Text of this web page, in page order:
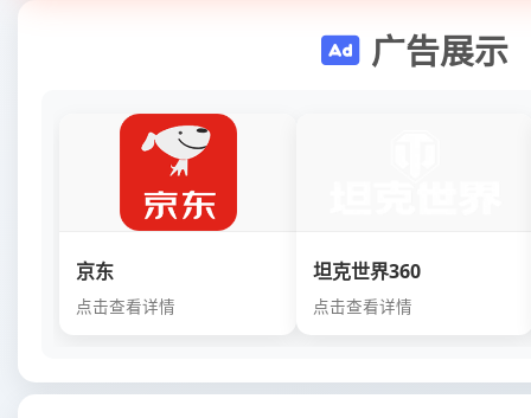
广告展示
京东
点击查看详情
坦克世界360
点击查看详情